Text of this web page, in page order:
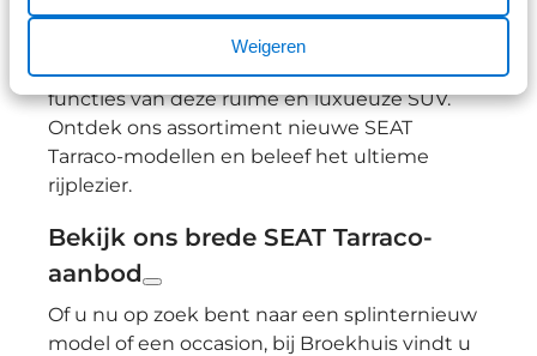
Weigeren
van SEAT’s innovatie, toegankelijkheid en
sprekende design. Ontdek het
ongeëvenaarde comfort en de innovatieve
functies van deze ruime en luxueuze SUV.
Ontdek ons assortiment nieuwe SEAT
Tarraco-modellen en beleef het ultieme
rijplezier.
Bekijk ons brede SEAT Tarraco-
aanbod
Of u nu op zoek bent naar een splinternieuw
model of een occasion, bij Broekhuis vindt u